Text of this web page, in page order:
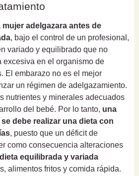
mujer adelgazara antes de
, bajo el control de un profesional,
variado y equilibrado que no
excesiva en el organismo de
El embarazo no es el mejor
un régimen de adelgazamiento.
nutrientes y minerales adecuados
del bebé. Por lo tanto, una
debe realizar una dieta con
, puesto que un déficit de
como consecuencia alteraciones
equilibrada y variada
alimentos fritos y comida rápida.